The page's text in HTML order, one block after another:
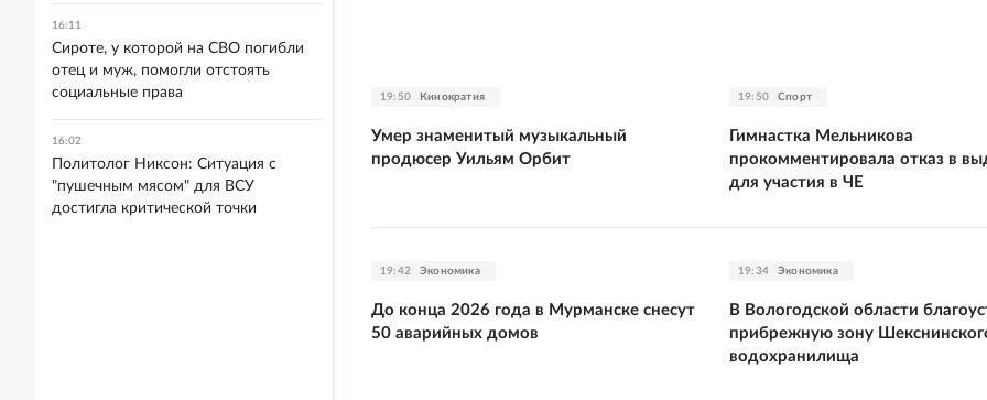
19:50 Кинократия
Умер знаменитый музыкальный
продюсер Уильям Орбит
19:50 Спорт
Гимнастка Мельникова
прокомментировала отказ в
для участия в ЧЕ
19:42 Экономика
До конца 2026 года в Мурманске снесут
50 аварийных домов
19:34 Экономика
В Вологодской области
прибрежную зону
водохранилища
16:11
Сироте, у которой на СВО погибли
отец и муж, помогли отстоять
социальные права
16:02
Политолог Никсон: Ситуация с
"пушечным мясом" для ВСУ
достигла критической точки